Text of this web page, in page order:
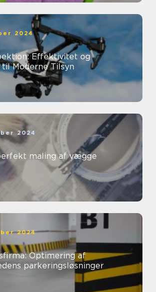
2024
Effektivitet og
Moderne Tilsyn
2024
maling af vægge
2024
Optimering af
parkeringsløsninger